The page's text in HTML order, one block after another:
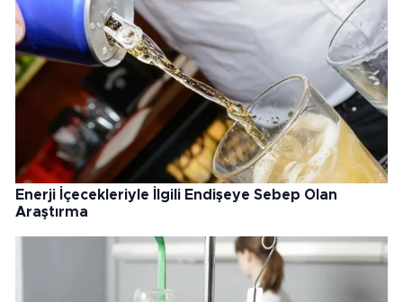
Enerji İçecekleriyle İlgili Endişeye Sebep Olan
Araştırma